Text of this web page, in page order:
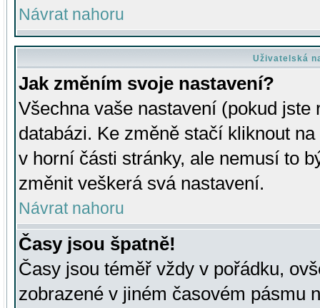
Návrat nahoru
Uživatelská
Jak změním svoje nastavení?
Všechna vaše nastavení (pokud
databázi. Ke změně stačí kliknout
v horní části stránky, ale nemusí to
změnit veškerá svá nastavení.
Návrat nahoru
Časy jsou špatně!
Časy jsou téměř vždy v pořádku,
zobrazené v jiném časovém pásmu